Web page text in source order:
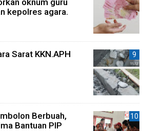
kepolres agara.
Sarat KKN.APH
Berbuah,
Bantuan PIP